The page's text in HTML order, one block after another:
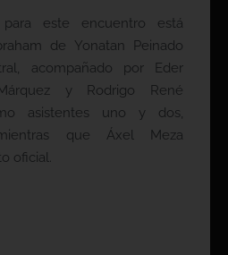
este encuentro está
de Yonatan Peinado
acompañado por Eder
y Rodrigo René
asistentes uno y dos,
que Áxel Meza
oficial.